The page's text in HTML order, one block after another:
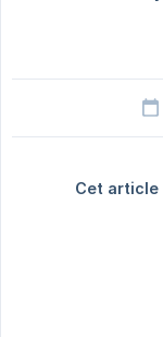
Cet article